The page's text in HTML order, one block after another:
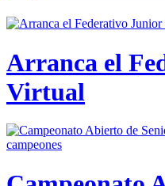
Arranca el
Virtual